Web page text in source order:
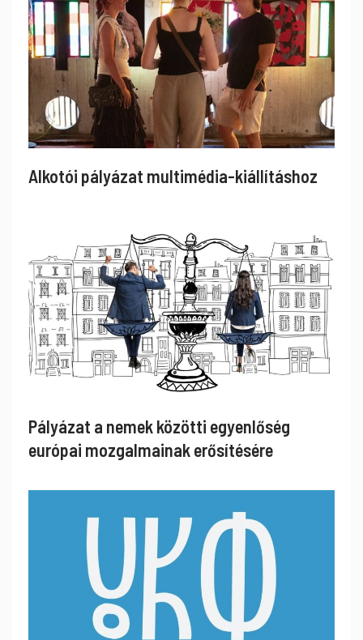
Alkotói pályázat multimédia-kiállításhoz
Pályázat a nemek közötti egyenlőség
európai mozgalmainak erősítésére